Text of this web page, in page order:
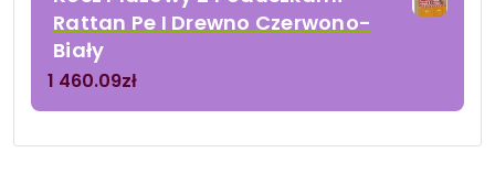
Rattan Pe I Drewno Czerwono-
Biały
1 460.09zł